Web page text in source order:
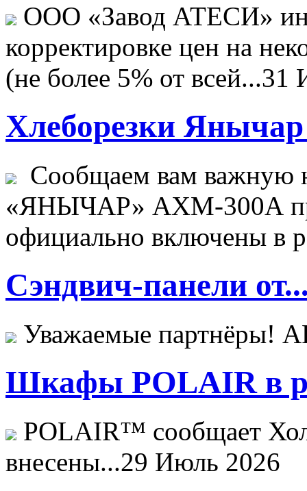
ООО «Завод АТЕСИ»
корректировке цен на
(не более 5% от всей...31
Хлеборезки Янычар
Сообщаем вам важную
«ЯНЫЧАР» АХМ-300А
официально включены в
Сэндвич-панели
Уважаемые
Шкафы POLAIR в
POLAIR™ сообщает
внесены...29 Июль 2026